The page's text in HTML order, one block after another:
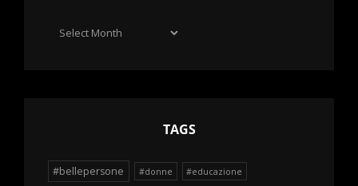
Archivio
TAGS
#bellepersone #donne #educazione